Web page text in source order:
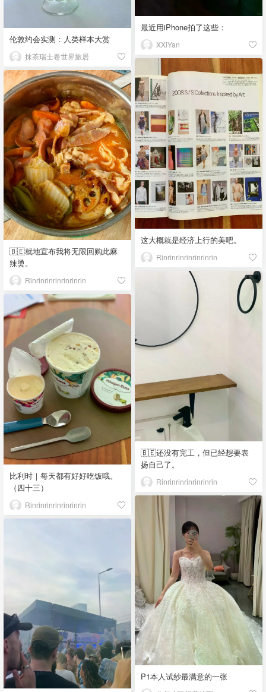
伦敦约会实测：人类样本大赏
抹茶瑞士卷世界旅居
最近用iPhone拍了这些：
XXiYan
这大概就是经济上行的美吧。
Rinrinrinrinrinrinrin
🇧🇪就地宣布我将无限回购此麻
辣烫。
Rinrinrinrinrinrinrin
🇧🇪还没有完工，但已经想要表
扬自己了。
Rinrinrinrinrinrinrin
比利时｜每天都有好好吃饭哦。
（四十三）
Rinrinrinrinrinrinrin
P1本人试纱最满意的一张